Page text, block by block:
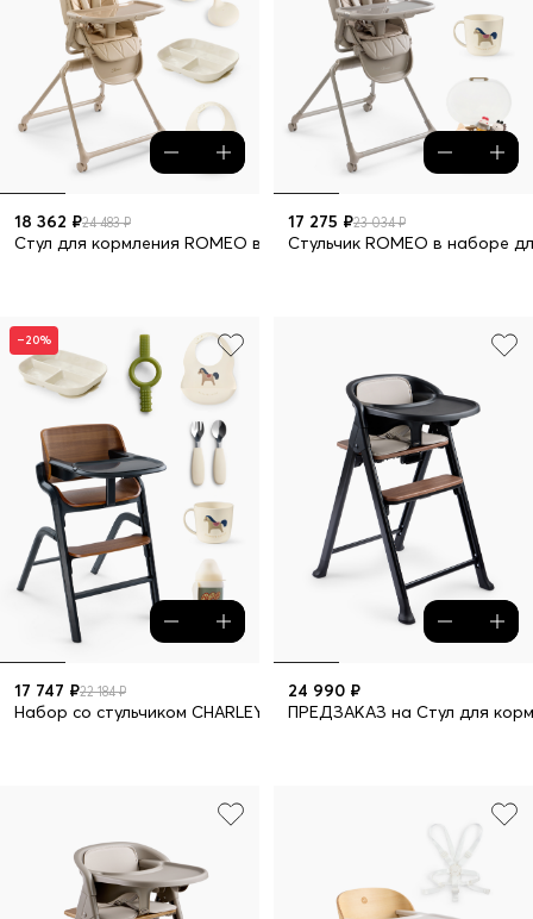
18 362 ₽24 483 ₽
Стул для кормления ROMEO в наборе для кормления
17 275 ₽23 034 ₽
Стульчик ROMEO в наборе
–20%
17 747 ₽22 184 ₽
Набор со стульчиком CHARLEY dark wood
24 990 ₽
ПРЕДЗАКАЗ на Стул для